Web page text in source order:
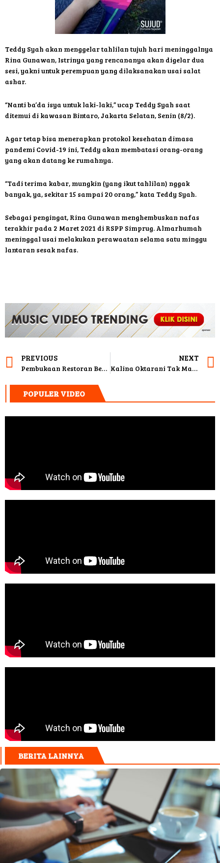
Teddy Syah akan menggelar tahlilan tujuh hari meninggalnya
Rina Gunawan, Istrinya yang rencananya akan digelar dua
sesi, yakni untuk perempuan yang dilaksanakan usai salat
ashar.
“Nanti ba’da isya untuk laki-laki,” ucap Teddy Syah saat
ditemui di kawasan Bintaro, Jakarta Selatan, Senin (8/2).
Agar tetap bisa menerapkan protokol kesehatan dimasa
pandemi Covid-19 ini, Teddy akan membatasi orang-orang
yang akan datang ke rumahnya.
“Tadi terima kabar, mungkin (yang ikut tahlilan) nggak
banyak, ya, sekitar 15 sampai 20 orang,” kata Teddy Syah.
Sebagai pengingat, Rina Gunawan menghembuskan nafas
terakhir pada 2 Maret 2021 di RSPP Simprug. Almarhumah
meninggal usai melakukan perawaatan selama satu minggu
lantaran sesak nafas.
PREVIOUS
Pembukaan Restoran Berbuntut Panjang, Polisi Bakal Panggil Rizky Billar
NEXT
Kalina Oktarani Tak Masalahkan Vicky Prasetyo Genit, Asal…
POPULER VIDEO
BERITA LAINNYA